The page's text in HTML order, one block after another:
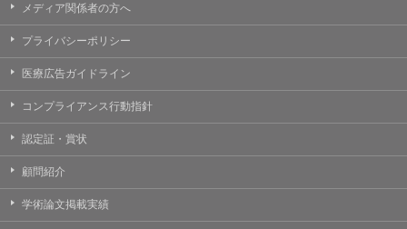
メディア関係者の方へ
プライバシーポリシー
医療広告ガイドライン
コンプライアンス行動指針
認定証・賞状
顧問紹介
学術論文掲載実績